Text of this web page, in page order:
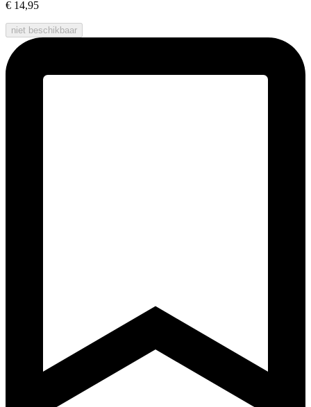
€ 14,95
niet beschikbaar